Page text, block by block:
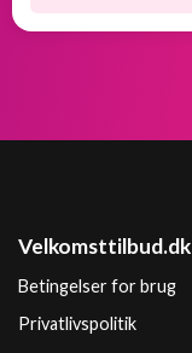
Velkomsttilbud.dk
Betingelser for brug
Privatlivspolitik